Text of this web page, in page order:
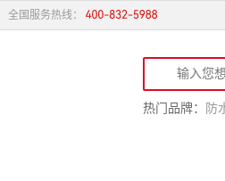
全国服务热线：
热门品牌： 防